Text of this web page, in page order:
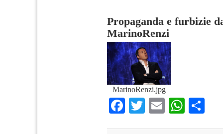
Propaganda e furbizie
MarinoRenzi
MarinoRenzi.jpg
Facebook
TwitterEmail